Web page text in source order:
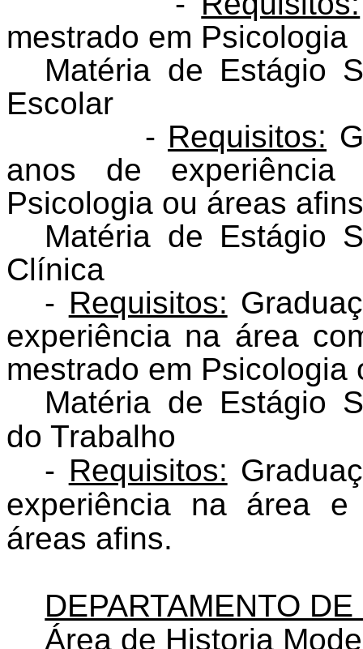
mestrado em Psicologia
Matéria de Estágio
Escolar
- Requisitos:
anos de
Psicologia ou áreas
Matéria de Estágio
Clínica
- Requisitos:
experiência na área
mestrado em Psicologia
Matéria de Estágio
do Trabalho
- Requisitos:
experiência na área
áreas afins.
DEPARTAMENTO
Área de Historia